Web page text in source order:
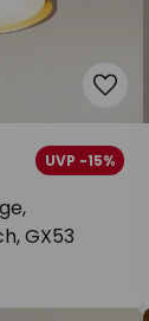
GX53
UVP -15%